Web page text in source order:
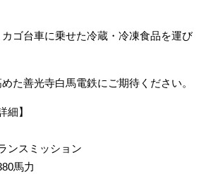
ゴ台車に乗せた冷蔵・冷凍食品を運び
た善光寺白馬電鉄にご期待ください。
細】
ンスミッション
馬力